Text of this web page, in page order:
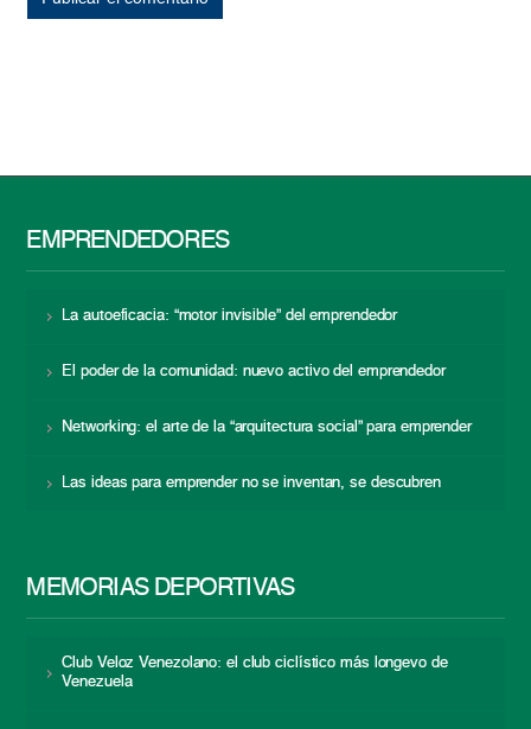
EMPRENDEDORES
La autoeficacia: “motor invisible” del emprendedor
El poder de la comunidad: nuevo activo del emprendedor
Networking: el arte de la “arquitectura social” para emprender
Las ideas para emprender no se inventan, se descubren
MEMORIAS DEPORTIVAS
Club Veloz Venezolano: el club ciclístico más longevo de
Venezuela